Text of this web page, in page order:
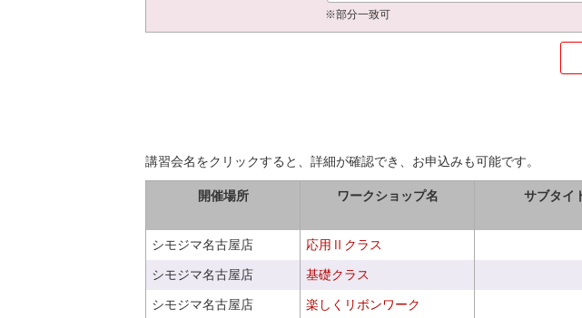
※部分一致可
講習会名をクリックすると、詳細が確認でき、お申込みも可能です。
開催場所 ワークショップ名 サブタイ
シモジマ名古屋店 応用Ⅱクラス
シモジマ名古屋店 基礎クラス
シモジマ名古屋店 楽しくリボンワーク